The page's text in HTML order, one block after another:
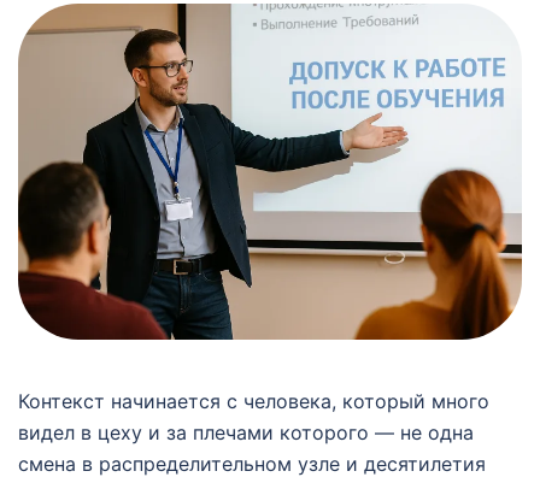
Контекст начинается с человека, который много
видел в цеху и за плечами которого — не одна
смена в распределительном узле и десятилетия